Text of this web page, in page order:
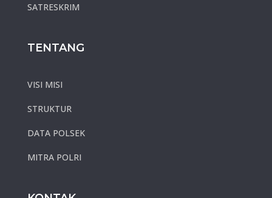
SATRESKRIM
TENTANG
VISI MISI
STRUKTUR
DATA POLSEK
MITRA POLRI